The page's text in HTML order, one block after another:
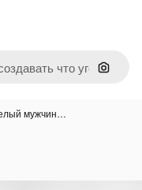
Поиск
мужчин…